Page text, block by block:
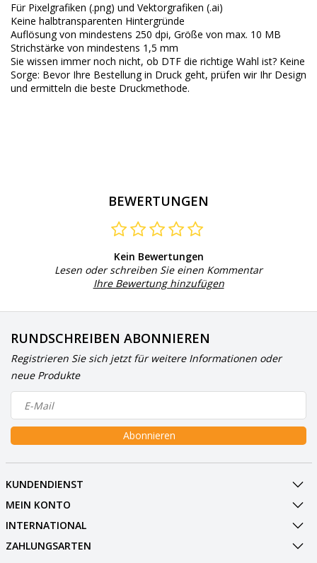
Für Pixelgrafiken (.png) und Vektorgrafiken (.ai)
Keine halbtransparenten Hintergründe
Auflösung von mindestens 250 dpi, Größe von max. 10 MB
Strichstärke von mindestens 1,5 mm
Sie wissen immer noch nicht, ob DTF die richtige Wahl ist? Keine
Sorge: Bevor Ihre Bestellung in Druck geht, prüfen wir Ihr Design
und ermitteln die beste Druckmethode.
BEWERTUNGEN
Kein Bewertungen
Lesen oder schreiben Sie einen Kommentar
Ihre Bewertung hinzufügen
RUNDSCHREIBEN ABONNIEREN
Registrieren Sie sich jetzt für weitere Informationen oder
neue Produkte
Abonnieren
KUNDENDIENST
MEIN KONTO
INTERNATIONAL
ZAHLUNGSARTEN